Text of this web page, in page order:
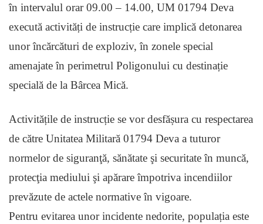
în intervalul orar 09.00 – 14.00, UM 01794 Deva
execută activități de instrucție care implică detonarea
unor încărcături de exploziv, în zonele special
amenajate în perimetrul Poligonului cu destinație
specială de la Bârcea Mică.
Activitățile de instrucție se vor desfășura cu respectarea
de către Unitatea Militară 01794 Deva a tuturor
normelor de siguranţă, sănătate şi securitate în muncă,
protecţia mediului şi apărare împotriva incendiilor
prevăzute de actele normative în vigoare.
Pentru evitarea unor incidente nedorite, populația este